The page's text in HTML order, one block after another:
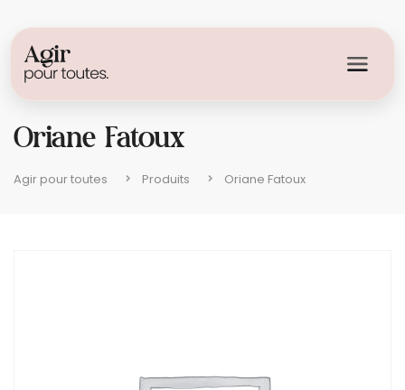
Oriane Fatoux
Agir pour toutes Produits Oriane Fatoux